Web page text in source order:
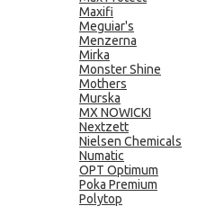
Maxifi
Meguiar's
Menzerna
Mirka
Monster Shine
Mothers
Murska
MX NOWICKI
Nextzett
Nielsen Chemicals
Numatic
OPT Optimum
Poka Premium
Polytop